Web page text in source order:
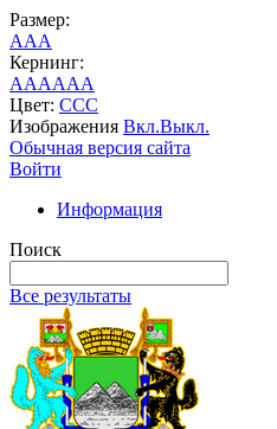
Размер:
AAA
Кернинг:
AAAAAA
Цвет: CCC
Изображения Вкл.Выкл.
Обычная версия сайта
Войти
Информация
Поиск
Все результаты